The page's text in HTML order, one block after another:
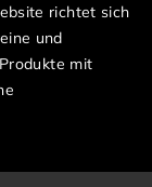
richtet sich
und
mit